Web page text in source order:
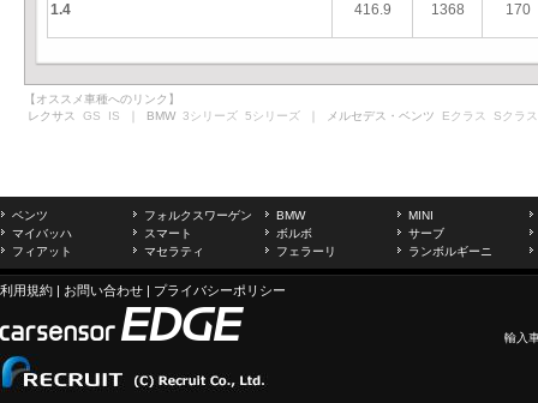
1.4 416.9 1368 170
【オススメ車種へのリンク】
レクサス GS IS ｜ BMW 3シリーズ 5シリーズ ｜ メルセデス・ベンツ Eクラス Sクラス
ベンツ フォルクスワーゲン BMW
MINI
マイバッハ
スマート ボルボ
サーブ
フィアット
マセラティ フェラーリ ランボルギーニ
利用規約 | お問い合わせ | プライバシーポリシー
輸入